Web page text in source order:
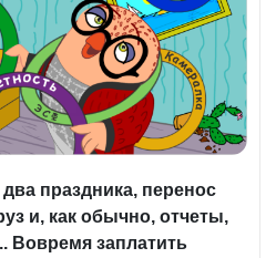
праздника, перенос
и, как обычно, отчеты,
Вовремя заплатить